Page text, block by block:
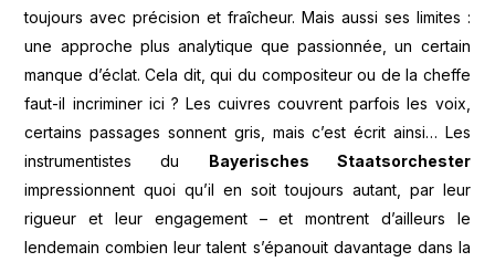
toujours avec précision et fraîcheur. Mais aussi ses limites :
une approche plus analytique que passionnée, un certain
manque d’éclat. Cela dit, qui du compositeur ou de la cheffe
faut-il incriminer ici ? Les cuivres couvrent parfois les voix,
certains passages sonnent gris, mais c’est écrit ainsi… Les
instrumentistes du
Bayerisches Staatsorchester
impressionnent quoi qu’il en soit toujours autant, par leur
rigueur et leur engagement – et montrent d’ailleurs le
lendemain combien leur talent s’épanouit davantage dans la